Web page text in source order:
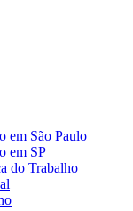
em São Paulo
em SP
do Trabalho